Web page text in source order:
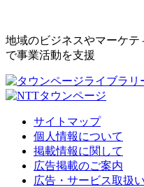
地域のビジネスやマーケ
で事業活動を支援
サイトマップ
個人情報について
掲載情報に関して
広告掲載のご案内
広告・サービス取扱